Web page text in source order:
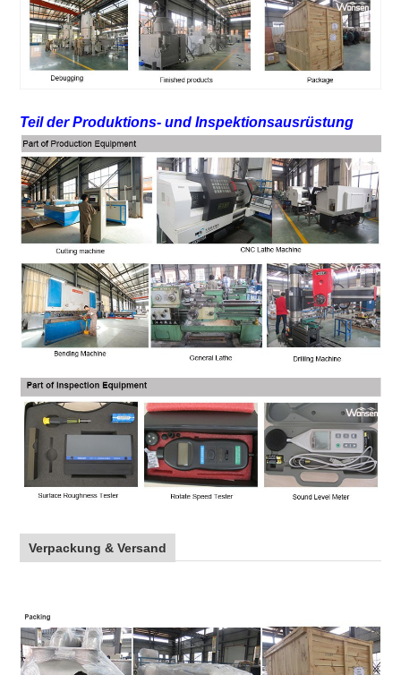
Teil der Produktions- und Inspektionsausrüstung
Verpackung & Versand